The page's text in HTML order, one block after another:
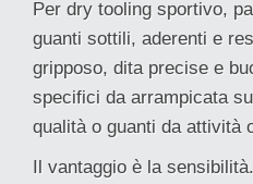
Per dry tooling sportivo,
guanti sottili, aderenti e
gripposo, dita precise e
specifici da arrampicata
qualità o guanti da attività
Il vantaggio è la